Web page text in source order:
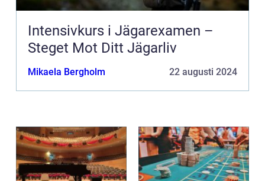
Intensivkurs i Jägarexamen –
Steget Mot Ditt Jägarliv
Mikaela Bergholm 22 augusti 2024